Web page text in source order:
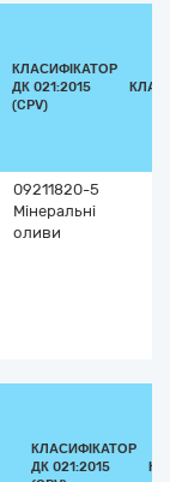
КЛАСИФІКАТОР
ДК 021:2015
(CPV)
09211820-5
Мінеральні
оливи
КЛАСИФІКАТОР
ДК 021:2015